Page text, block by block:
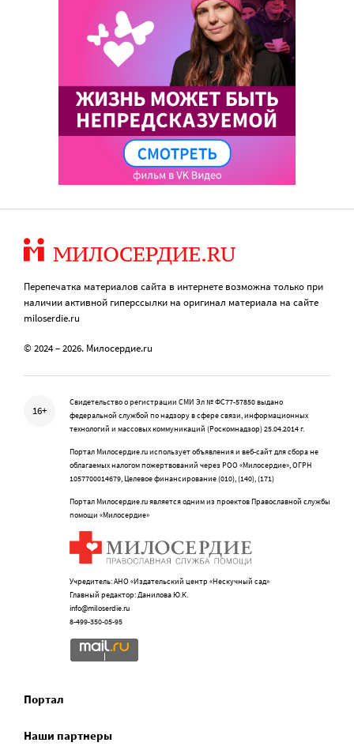
Перепечатка материалов сайта в интернете возможна только при
наличии активной гиперссылки на оригинал материала на сайте
miloserdie.ru
© 2024 – 2026. Милосердие.ru
16+
Свидетельство о регистрации СМИ Эл № ФС77-57850 выдано
федеральной службой по надзору в сфере связи, информационных
технологий и массовых коммуникаций (Роскомнадзор) 25.04.2014 г.
Портал Милосердие.ru использует объявления и веб-сайт для сбора не
облагаемых налогом пожертвований через РОО «Милосердие», ОГРН
1057700014679, Целевое финансирование (010), (140), (171)
Портал Милосердие.ru является одним из проектов Православной службы
помощи «Милосердие»
Учредитель: АНО «Издательский центр «Нескучный сад»
Главный редактор: Данилова Ю.К.
info@miloserdie.ru
8-499-350-05-95
Портал
Наши партнеры